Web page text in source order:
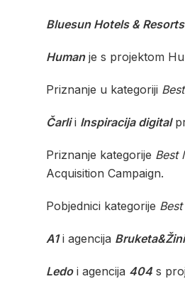
Bluesun Hotels & Resorts
Humanje s projektom
Priznanje u kategoriji
Čarlii Inspiracija digital
Priznanje kategorije Best
Acquisition Campaign.
Pobjednici kategorije
A1i agencija
Ledoi agencija 404s